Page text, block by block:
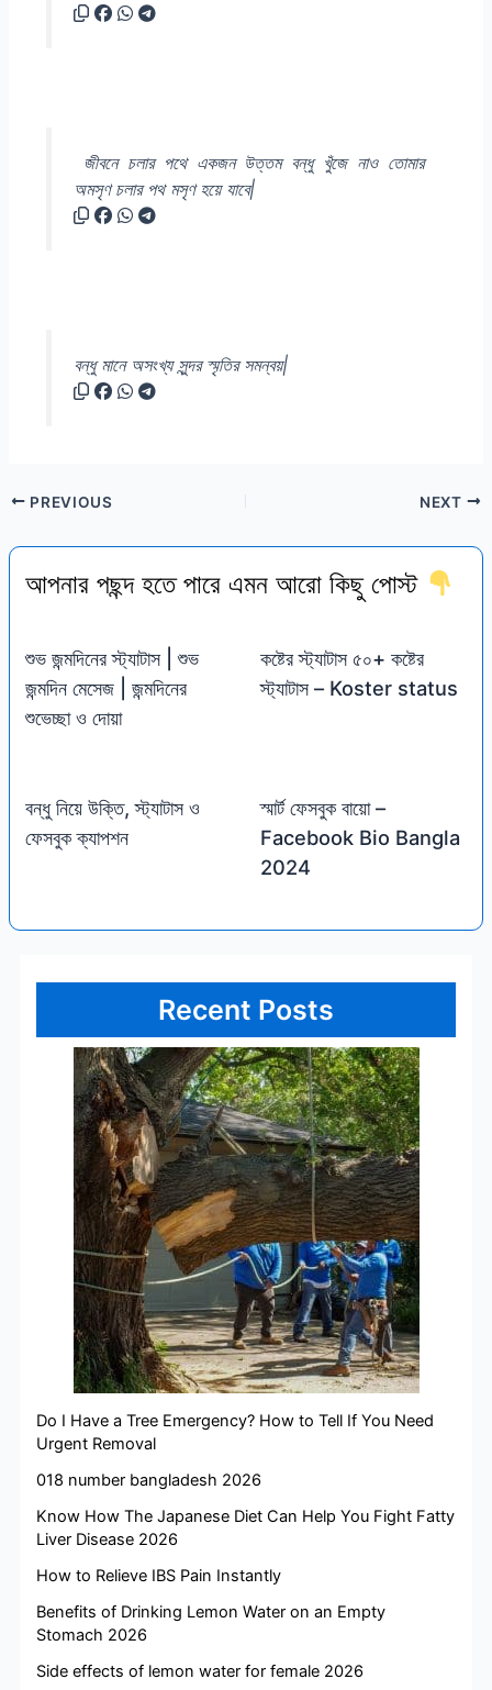
জীবনে চলার পথে একজন উত্তম বন্ধু খুঁজে নাও তোমার
অমসৃণ চলার পথ মসৃণ হয়ে যাবে|
বন্ধু মানে অসংখ্য সুন্দর স্মৃতির সমন্বয়|
PREVIOUS NEXT
আপনার পছন্দ হতে পারে এমন আরো কিছু পোস্ট
শুভ জন্মদিনের স্ট্যাটাস | শুভ
জন্মদিন মেসেজ | জন্মদিনের
শুভেচ্ছা ও দোয়া
কষ্টের স্ট্যাটাস ৫০+ কষ্টের
স্ট্যাটাস – Koster status
বন্ধু নিয়ে উক্তি, স্ট্যাটাস ও
ফেসবুক ক্যাপশন
স্মার্ট ফেসবুক বায়ো –
Facebook Bio Bangla
2024
Recent Posts
Do I Have a Tree Emergency? How to Tell If You Need
Urgent Removal
018 number bangladesh 2026
Know How The Japanese Diet Can Help You Fight Fatty
Liver Disease 2026
How to Relieve IBS Pain Instantly
Benefits of Drinking Lemon Water on an Empty
Stomach 2026
Side effects of lemon water for female 2026